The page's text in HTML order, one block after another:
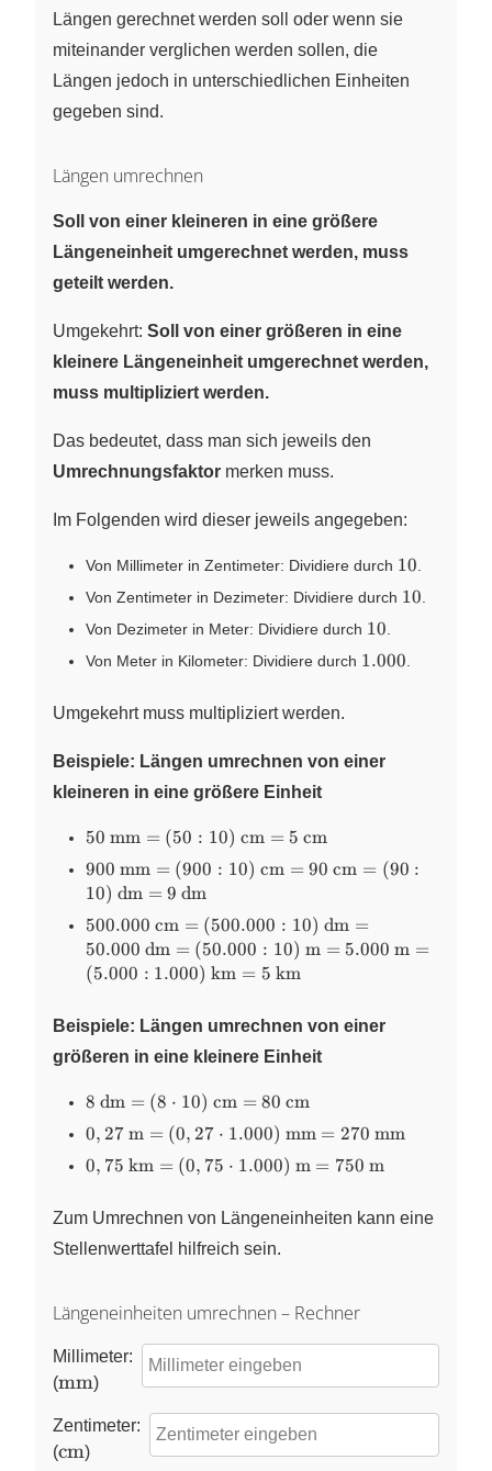
Längen gerechnet werden soll oder wenn sie
miteinander verglichen werden sollen, die
Längen jedoch in unterschiedlichen Einheiten
gegeben sind.
Längen umrechnen
Soll von einer kleineren in eine größere
Längeneinheit umgerechnet werden, muss
geteilt werden.
Umgekehrt: Soll von einer größeren in eine
kleinere Längeneinheit umgerechnet werden,
muss multipliziert werden.
Das bedeutet, dass man sich jeweils den
Umrechnungsfaktor merken muss.
Im Folgenden wird dieser jeweils angegeben:
Von Millimeter in Zentimeter: Dividiere durch 10
10
Von Zentimeter in Dezimeter: Dividiere durch 10
10
Von Dezimeter in Meter: Dividiere durch 10
10
Von Meter in Kilometer: Dividiere durch 1.000
1.000
Umgekehrt muss multipliziert werden.
Beispiele: Längen umrechnen von einer
kleineren in eine größere Einheit
50~\text{mm}=
(50:10)~\text{cm}=5~\text{cm}
50 mm = (50 : 10) cm = 5 cm
900~\text{mm}=
(900:10)~\text{cm}=90~\text{cm}=
(90:10)~\text{dm}=9~\text{dm}
900 mm = (900 : 10) cm = 90 cm = (90 :
10) dm = 9 dm
500.000~\text{cm}=
(500.000:10)~\text{dm}=50.000~\text{dm}=
(50.000:10)~\text{m}=5.000~\text{m}=
(5.000:1.000)~\text{km}=5~\text{km}
500.000 cm = (500.000 : 10) dm =
50.000 dm = (50.000 : 10) m = 5.000 m =
(5.000 : 1.000) km = 5 km
Beispiele: Längen umrechnen von einer
größeren in eine kleinere Einheit
8~\text{dm}=(8\cdot
10)~\text{cm}=80~\text{cm}
8 dm = (8 ⋅ 10) cm = 80 cm
0,27~\text{m}=(0,27\cdot
1.000)~\text{mm}=270~\text{mm}
0, 27 m = (0, 27 ⋅ 1.000) mm = 270 mm
0,75~\text{km}=(0,75\cdot
0, 75 km = (0, 75 ⋅ 1.000) m = 750 m
Zum Umrechnen von Längeneinheiten kann eine
Stellenwerttafel hilfreich sein.
Längeneinheiten umrechnen – Rechner
Millimeter:
(\pu{mm}
mm)
Zentimeter:
(\pu{cm}
cm)